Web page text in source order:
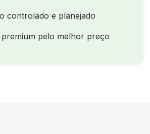
controlado e planejado
premium pelo melhor preço